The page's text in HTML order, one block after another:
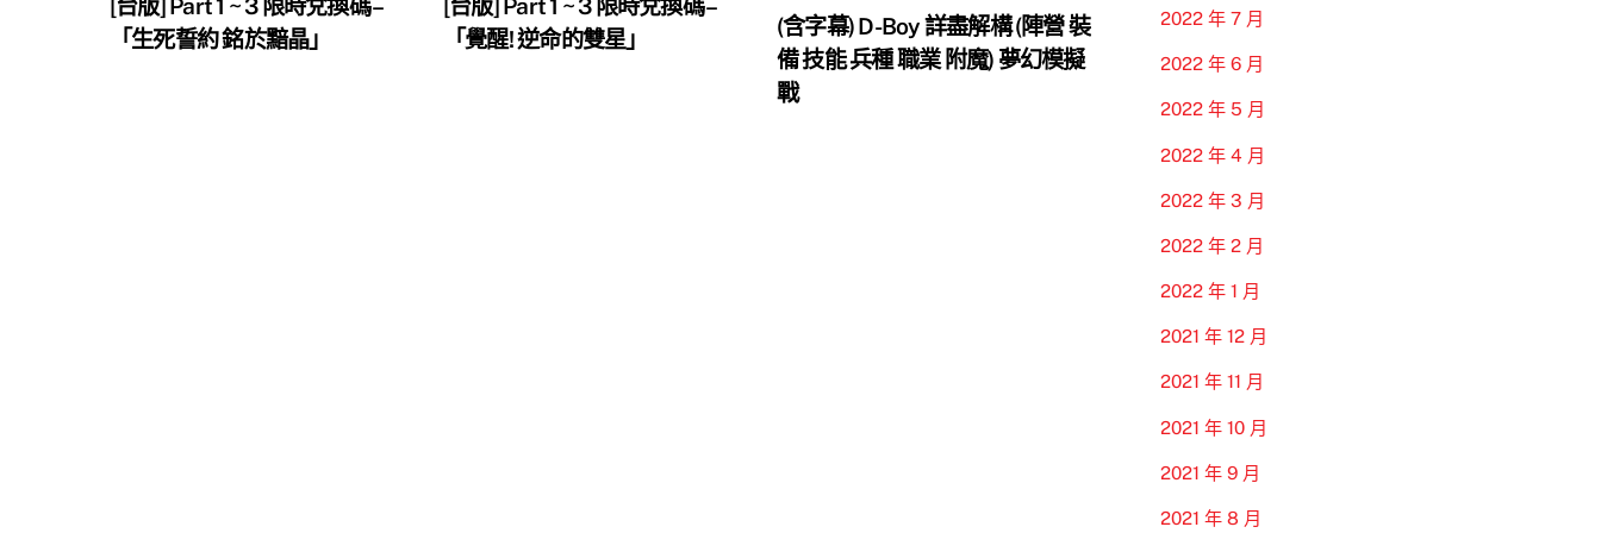
[台版] Part 1 ~ 3 限時兌換碼 –
「生死誓約 銘於黯晶」
[台版] Part 1 ~ 3 限時兌換碼 –
「覺醒! 逆命的雙星」
(含字幕) D-Boy 詳盡解構 (陣營 裝
備 技能 兵種 職業 附魔) 夢幻模擬
戰
2022 年 7 月
2022 年 6 月
2022 年 5 月
2022 年 4 月
2022 年 3 月
2022 年 2 月
2022 年 1 月
2021 年 12 月
2021 年 11 月
2021 年 10 月
2021 年 9 月
2021 年 8 月